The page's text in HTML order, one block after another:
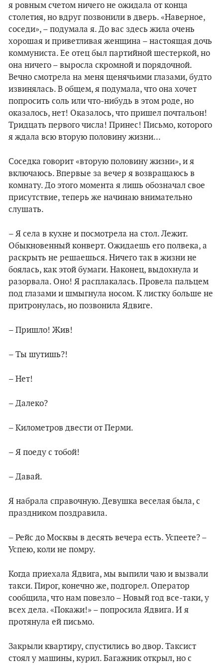
я ровным счетом ничего не ожидала от конца
столетия, но вдруг позвонили в дверь. «Наверное,
соседи», – подумала я. До вас здесь жила очень
хорошая и приветливая женщина – настоящая дочь
коммуниста. Ее отец был партийной шестеркой, но
она ничего – выросла скромной и порядочной.
Вечно смотрела на меня щенячьими глазами, будто
извинялась. В общем, я подумала, что она хочет
попросить соль или что-нибудь в этом роде, но
оказалось, нет! Оказалось, что пришел почтальон!
Тридцать первого числа! Принес! Письмо, которого
я ждала всю вторую половину жизни...
Соседка говорит «вторую половину жизни», и я
включаюсь. Впервые за вечер я возвращаюсь в
комнату. До этого момента я лишь обозначал свое
присутствие, теперь же начинаю внимательно
слушать.
– Я села в кухне и посмотрела на стол. Лежит.
Обыкновенный конверт. Ожидаешь его полвека, а
раскрыть не решаешься. Ничего так в жизни не
боялась, как этой бумаги. Наконец, выдохнула и
разорвала. Оно! Я расплакалась. Провела пальцем
под глазами и шмыгнула носом. К листку больше не
притронулась, но позвонила Ядвиге.
– Пришло! Жив!
– Ты шутишь?!
– Нет!
– Далеко?
– Километров двести от Перми.
– Я поеду с тобой!
– Давай.
Я набрала справочную. Девушка веселая была, с
праздником поздравила.
– Рейс до Москвы в десять вечера есть. Успеете? –
Успею, коли не помру.
Когда приехала Ядвига, мы выпили чаю и вызвали
такси. Пирог, конечно же, подгорел. Оператор
сообщила, что нам повезло – Новый год все-таки, у
всех дела. «Покажи!» – попросила Ядвига. И я
протянула ей письмо.
Закрыли квартиру, спустились во двор. Таксист
стоял у машины, курил. Багажник открыл, но с